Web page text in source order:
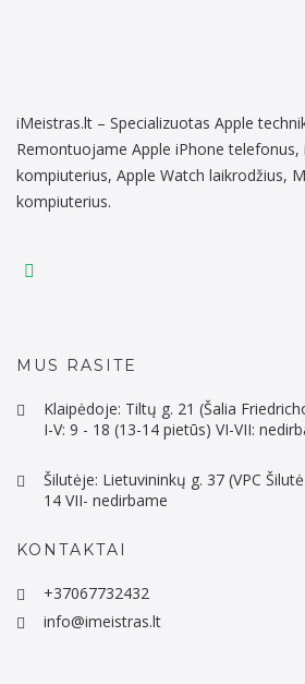
iMeistras.lt – Specializuotas Apple
Remontuojame Apple iPhone telefonus,
kompiuterius, Apple Watch laikrodžius,
kompiuterius.
MUS RASITE
Klaipėdoje: Tiltų g. 21 (Šalia
I-V: 9 - 18 (13-14 pietūs) VI-VII:
Šilutėje: Lietuvininkų g. 37 (VPC
14 VII- nedirbame
KONTAKTAI
+37067732432
info@imeistras.lt